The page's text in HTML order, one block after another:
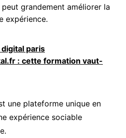
grandement améliorer la
expérience.
paris
: cette formation vaut-
une plateforme unique en
expérience sociable